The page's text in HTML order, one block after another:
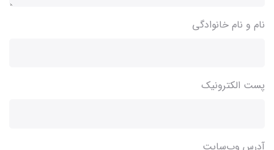
نام و نام خانوادگی
پست الکترونیک
آدرس وب‌سایت